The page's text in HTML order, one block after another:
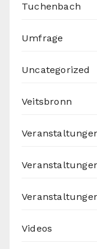
Tuchenbach
Umfrage
Uncategorized
Veitsbronn
Videos